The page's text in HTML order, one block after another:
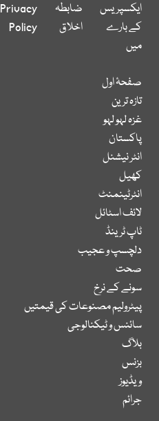
ایکسپریس
کے بارے
میں
ضابطہ
اخلاق
Privacy
Policy
صفحۂ اول
تازہ ترین
غزہ لہو لہو
پاکستان
انٹر نیشنل
کھیل
انٹرٹینمنٹ
لائف اسٹائل
ٹاپ ٹرینڈ
دلچسپ و عجیب
صحت
سونے کے نرخ
پیٹرولیم مصنوعات کی قیمتیں
سائنس و ٹیکنالوجی
بلاگ
بزنس
ویڈیوز
جرائم